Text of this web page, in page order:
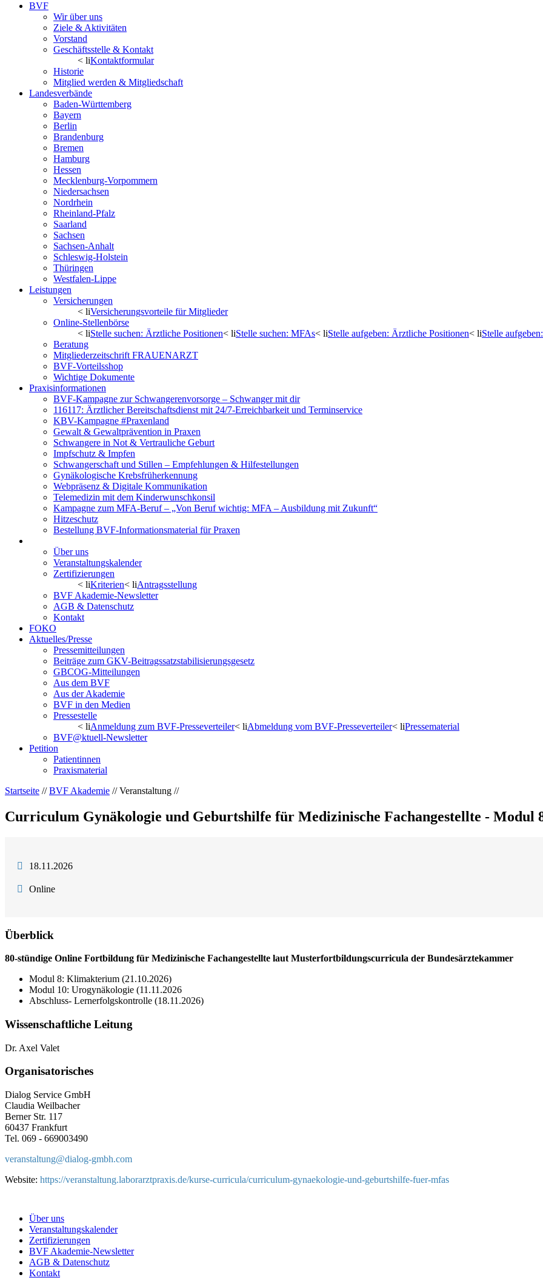
BVF
Wir über uns
Ziele & Aktivitäten
Vorstand
Geschäftsstelle & Kontakt
< liKontaktformular
Historie
Mitglied werden & Mitgliedschaft
Landesverbände
Baden-Württemberg
Bayern
Berlin
Brandenburg
Bremen
Hamburg
Hessen
Mecklenburg-Vorpommern
Niedersachsen
Nordrhein
Rheinland-Pfalz
Saarland
Sachsen
Sachsen-Anhalt
Schleswig-Holstein
Thüringen
Westfalen-Lippe
Leistungen
Versicherungen
< liVersicherungsvorteile für Mitglieder
Online-Stellenbörse
< liStelle suchen: Ärztliche Positionen< liStelle suchen: MFAs< liStelle aufgeben: Ärztliche Positionen< liStelle
Beratung
Mitgliederzeitschrift FRAUENARZT
BVF-Vorteilsshop
Wichtige Dokumente
Praxisinformationen
BVF-Kampagne zur Schwangerenvorsorge – Schwanger mit dir
116117: Ärztlicher Bereitschaftsdienst mit 24/7-Erreichbarkeit und Terminservice
KBV-Kampagne #Praxenland
Gewalt & Gewaltprävention in Praxen
Schwangere in Not & Vertrauliche Geburt
Impfschutz & Impfen
Schwangerschaft und Stillen – Empfehlungen & Hilfestellungen
Gynäkologische Krebsfrüherkennung
Webpräsenz & Digitale Kommunikation
Telemedizin mit dem Kinderwunschkonsil
Kampagne zum MFA-Beruf – „Von Beruf wichtig: MFA – Ausbildung mit Zukunft“
Hitzeschutz
Bestellung BVF-Informationsmaterial für Praxen
Über uns
Veranstaltungskalender
Zertifizierungen
< liKriterien< liAntragsstellung
BVF Akademie-Newsletter
AGB & Datenschutz
Kontakt
FOKO
Aktuelles/Presse
Pressemitteilungen
Beiträge zum GKV-Beitragssatzstabilisierungsgesetz
GBCOG-Mitteilungen
Aus dem BVF
Aus der Akademie
BVF in den Medien
Pressestelle
< liAnmeldung zum BVF-Presseverteiler< liAbmeldung vom BVF-Presseverteiler< liPressematerial
BVF@ktuell-Newsletter
Petition
Patientinnen
Praxismaterial
Startseite //BVF Akademie // Veranstaltung //
Curriculum Gynäkologie und Geburtshilfe für Medizinische Fachangestellte - Modul
18.11.2026
Online
Überblick
80-stündige Online Fortbildung für Medizinische Fachangestellte laut Musterfortbildungscurricula der Bundesärztekammer
Modul 8: Klimakterium (21.10.2026)
Modul 10: Urogynäkologie (11.11.2026
Abschluss- Lernerfolgskontrolle (18.11.2026)
Wissenschaftliche Leitung
Dr. Axel Valet
Organisatorisches
Dialog Service GmbH
Claudia Weilbacher
Berner Str. 117
60437 Frankfurt
Tel. 069 - 669003490
veranstaltung@dialog-gmbh.com
Website: https://veranstaltung.laborarztpraxis.de/kurse-curricula/curriculum-gynaekologie-und-geburtshilfe-fuer-mfas
Über uns
Veranstaltungskalender
Zertifizierungen
BVF Akademie-Newsletter
AGB & Datenschutz
Kontakt